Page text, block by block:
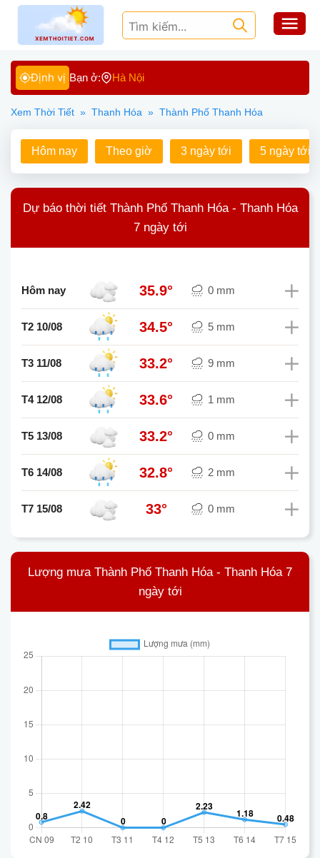
Định vị Bạn ở: Hà Nội
Xem Thời Tiết » Thanh Hóa » Thành Phố Thanh Hóa
Hôm nay Theo giờ 3 ngày tới 5 ngày tới
Dự báo thời tiết Thành Phố Thanh Hóa - Thanh Hóa
7 ngày tới
Hôm nay 35.9° 0 mm
T2 10/08 34.5° 5 mm
T3 11/08 33.2° 9 mm
T4 12/08 33.6° 1 mm
T5 13/08 33.2° 0 mm
T6 14/08 32.8° 2 mm
T7 15/08 33° 0 mm
Lượng mưa Thành Phố Thanh Hóa - Thanh Hóa 7
ngày tới